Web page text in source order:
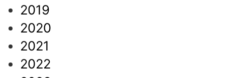
2019
2020
2021
2022